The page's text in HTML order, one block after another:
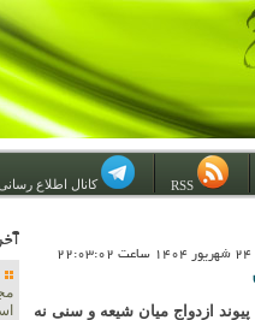
کانال اطلاع
ازدواج میان شیعه و سنی نه